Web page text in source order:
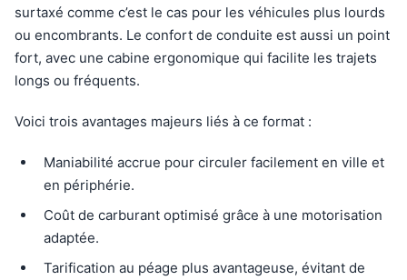
surtaxé comme c’est le cas pour les véhicules plus lourds
ou encombrants. Le confort de conduite est aussi un point
fort, avec une cabine ergonomique qui facilite les trajets
longs ou fréquents.
Voici trois avantages majeurs liés à ce format :
Maniabilité accrue pour circuler facilement en ville et
en périphérie.
Coût de carburant optimisé grâce à une motorisation
adaptée.
Tarification au péage plus avantageuse, évitant de